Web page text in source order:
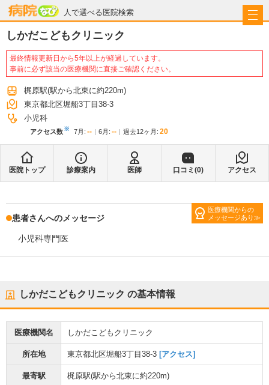
人で選べる医院検索
病院なび
しかだこどもクリニック
最終情報更新日から5年以上が経過しています。
事前に必ず該当の医療機関に直接ご確認ください。
梶原駅(駅から北東に約220m)
東京都北区堀船3丁目38-3
小児科
アクセス数※ 7月 : -- 6月 : -- 過去12ヶ月: 20
医院トップ 診療案内 医師 口コミ(0) アクセス
医療機関からの
メッセージあり
患者さんへのメッセージ
小児科専門医
しかだこどもクリニック の基本情報
医療機関名 しかだこどもクリニック
所在地 東京都北区堀船3丁目38-3 [アクセス]
最寄駅 梶原駅(駅から北東に約220m)